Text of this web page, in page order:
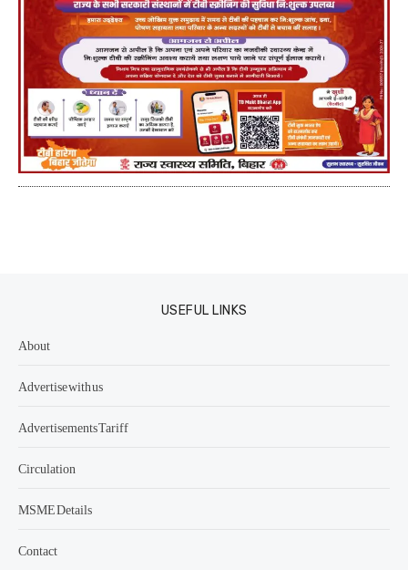
USEFUL LINKS
About
Advertise with us
Advertisements Tariff
Circulation
MSME Details
Contact